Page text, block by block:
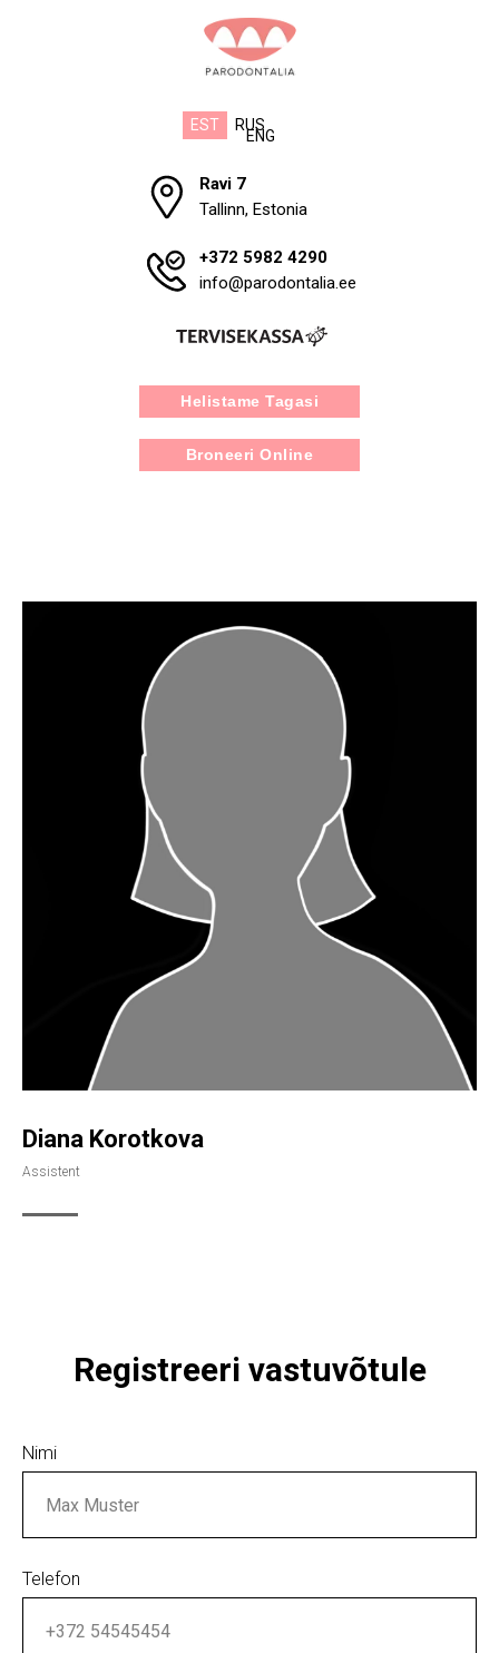
+372 5982 4290
info@parodontalia.ee
Ravi 7
Tallinn, Estonia
Broneeri Online
Helistame Tagasi
EST RUS
ENG
Diana Korotkova
Assistent
Registreeri vastuvõtule
Nimi
Telefon